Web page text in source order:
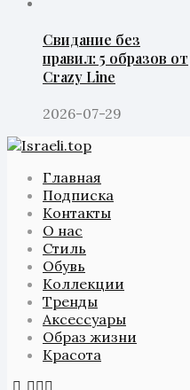
Свидание без
правил: 5 образов от
Crazy Line
2026-07-29
Главная
Подписка
Контакты
О нас
Стиль
Обувь
Коллекции
Тренды
Аксессуары
Образ жизни
Красота